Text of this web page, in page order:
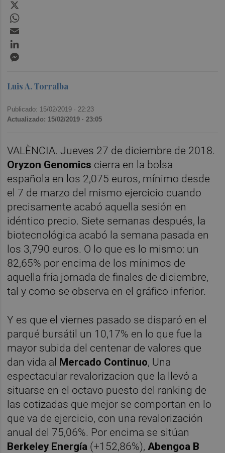
Luis A. Torralba
Publicado: 15/02/2019 · 22:23
Actualizado: 15/02/2019 · 23:05
VALÈNCIA. Jueves 27 de diciembre de 2018.
Oryzon Genomics cierra en la bolsa
española en los 2,075 euros, mínimo desde
el 7 de marzo del mismo ejercicio cuando
precisamente acabó aquella sesión en
idéntico precio. Siete semanas después, la
biotecnológica acabó la semana pasada en
los 3,790 euros. O lo que es lo mismo: un
82,65% por encima de los mínimos de
aquella fría jornada de finales de diciembre,
tal y como se observa en el gráfico inferior.
Y es que el viernes pasado se disparó en el
parqué bursátil un 10,17% en lo que fue la
mayor subida del centenar de valores que
dan vida al Mercado Continuo, Una
espectacular revalorizacion que la llevó a
situarse en el octavo puesto del ranking de
las cotizadas que mejor se comportan en lo
que va de ejercicio, con una revalorización
anual del 75,06%. Por encima se sitúan
Berkeley Energía (+152,86%), Abengoa B